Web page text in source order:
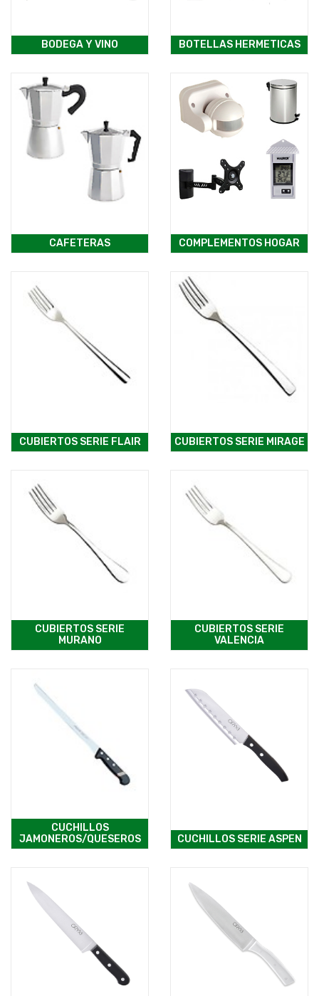
BODEGA Y VINO BOTELLAS HERMETICAS
CAFETERAS COMPLEMENTOS HOGAR
CUBIERTOS SERIE FLAIR CUBIERTOS SERIE MIRAGE
CUBIERTOS SERIE
MURANO
CUBIERTOS SERIE
VALENCIA
CUCHILLOS
JAMONEROS/QUESEROS
CUCHILLOS SERIE ASPEN